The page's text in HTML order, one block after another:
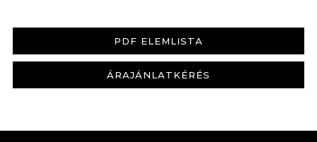
PDF ELEMLISTA
ÁRAJÁNLATKÉRÉS